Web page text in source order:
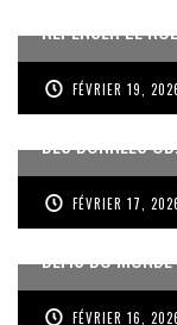
REPENSER LE
FÉVRIER 19,
DES DONNÉES
FÉVRIER 17,
« UN GOSIER
DÉFIS DU
FÉVRIER 16,